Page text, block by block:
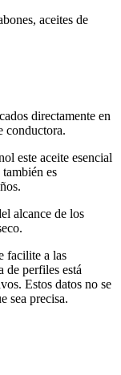
aceites de
directamente en
conductora.
este aceite esencial
es
alcance de los
facilite a las
de perfiles está
Estos datos no se
sea precisa.